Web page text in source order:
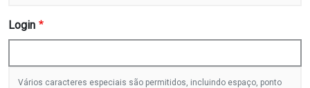
Login
Vários caracteres especiais são permitidos, incluindo espaço, ponto